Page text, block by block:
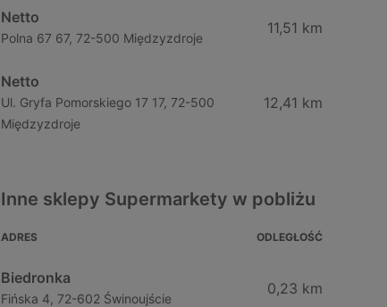
Netto
Polna 67 67, 72-500 Międzyzdroje
11,51 km
Netto
Ul. Gryfa Pomorskiego 17 17, 72-500
Międzyzdroje
12,41 km
Inne sklepy Supermarkety w pobliżu
ADRES ODLEGŁOŚĆ
Biedronka
Fińska 4, 72-602 Świnoujście
0,23 km